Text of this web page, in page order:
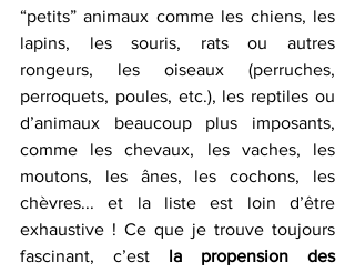
“petits” animaux comme les chiens, les
lapins, les souris, rats ou autres
rongeurs, les oiseaux (perruches,
perroquets, poules, etc.), les reptiles ou
d’animaux beaucoup plus imposants,
comme les chevaux, les vaches, les
moutons, les ânes, les cochons, les
chèvres... et la liste est loin d’être
exhaustive ! Ce que je trouve toujours
fascinant, c’est la propension des